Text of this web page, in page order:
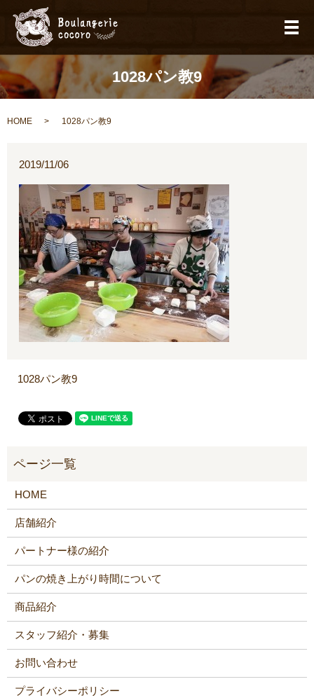
メ
1028パン教9
HOME 1028パン教9
2019/11/06
1028パン教9
HOME
店舗紹介
パートナー様の紹介
パンの焼き上がり時間について
商品紹介
スタッフ紹介・募集
お問い合わせ
プライバシーポリシー